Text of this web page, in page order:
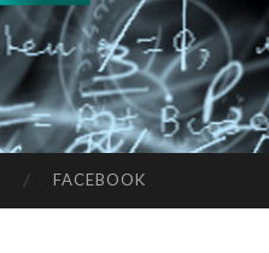
FACEBOOK